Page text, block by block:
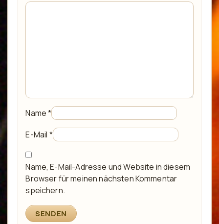
Name*
E-Mail *
Name, E-Mail-Adresse und Website in diesem
Browser für meinen nächsten Kommentar
speichern.